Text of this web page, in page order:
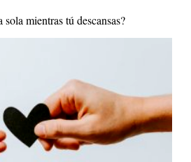
mientras tú descansas?